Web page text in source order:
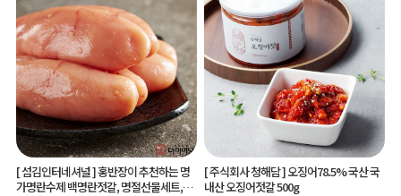
[ 섬김인터네셔널 ]홍반장이 추천하는 명
가명란수제 백명란젓갈, 명절선물세트,공
[ 주식회사 청해담 ]오징어78.5% 국산 국
내산 오징어젓갈 500g